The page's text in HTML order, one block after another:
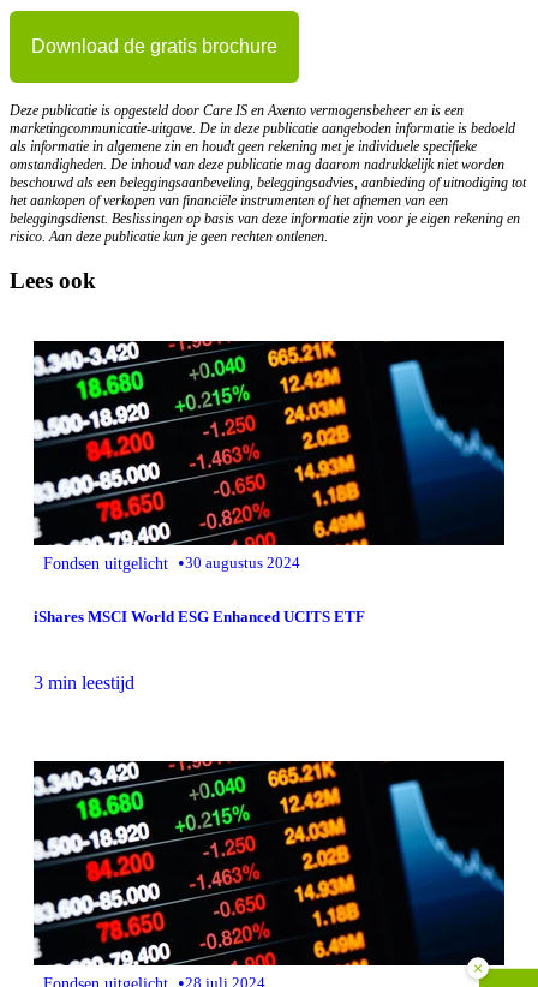
Download de gratis brochure
Deze publicatie is opgesteld door Care IS en Axento vermogensbeheer en is een
marketingcommunicatie-uitgave. De in deze publicatie aangeboden informatie is bedoeld
als informatie in algemene zin en houdt geen rekening met je individuele specifieke
omstandigheden. De inhoud van deze publicatie mag daarom nadrukkelijk niet worden
beschouwd als een beleggingsaanbeveling, beleggingsadvies, aanbieding of uitnodiging tot
het aankopen of verkopen van financiële instrumenten of het afnemen van een
beleggingsdienst. Beslissingen op basis van deze informatie zijn voor je eigen rekening en
risico. Aan deze publicatie kun je geen rechten ontlenen.
Lees ook
Fondsen uitgelicht •30 augustus 2024
iShares MSCI World ESG Enhanced UCITS ETF
3 min leestijd
28 juli 2024
×